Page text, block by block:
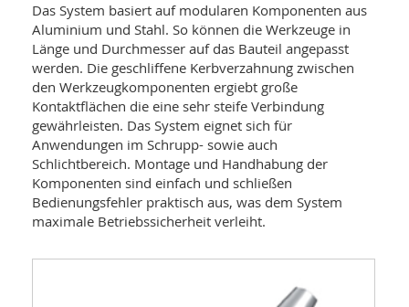
Das System basiert auf modularen Komponenten aus
Aluminium und Stahl. So können die Werkzeuge in
Länge und Durchmesser auf das Bauteil angepasst
werden. Die geschliffene Kerbverzahnung zwischen
den Werkzeugkomponenten ergiebt große
Kontaktflächen die eine sehr steife Verbindung
gewährleisten. Das System eignet sich für
Anwendungen im Schrupp- sowie auch
Schlichtbereich. Montage und Handhabung der
Komponenten sind einfach und schließen
Bedienungsfehler praktisch aus, was dem System
maximale Betriebssicherheit verleiht.